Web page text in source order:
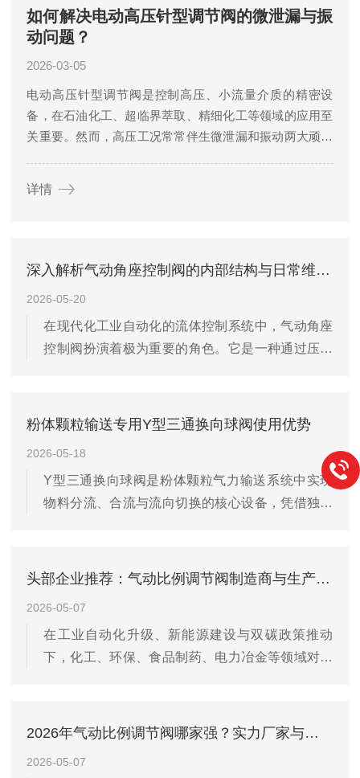
如何解决电动高压针型调节阀的微泄漏与振
动问题？
2026-03-05
电动高压针型调节阀是控制高压、小流量介质的精密设
备，在石油化工、超临界萃取、精细化工等领域的应用至
关重要。然而，高压工况常常伴生微泄漏和振动两大顽固
系统性、针对性地解决这两大问题，...
详情
深入解析气动角座控制阀的内部结构与日常维护检修实用指南
2026-05-20
在现代化工业自动化的流体控制系统中，气动角座
控制阀扮演着极为重要的角色。它是一种通过压缩
设计，这种结构使得流体在通过阀门时阻力极小，
场操作人员来说至关重要。当压缩空气进入执行器
气缸时，会推动活塞运动，活塞再带动阀杆和阀芯
离开或压向阀座，从而实现管道的开启或关闭。单
粉体颗粒输送专用Y型三通换向球阀使用优势
2026-05-18
Y型三通换向球阀是粉体颗粒气力输送系统中实现
物料分流、合流与流向切换的核心设备，凭借独特
第一大优势。阀体内部三条通道呈120°或135°夹角
滑转向，涡流与压力损失较传统T型/L型流道降低
30%~50%，流通能力提升40%以上。流道内壁经
精密抛光处理（可达400#），无尖锐转角，杜绝粉
头部企业推荐：气动比例调节阀制造商与生产企业名录
2026-05-07
在工业自动化升级、新能源建设与双碳政策推动
下，化工、环保、食品制药、电力冶金等领域对流
正朝着智能化、高精度、多场景适配、绿色节能方
装备。川熙流体设备(上海)有限公司凭借多年行业
2026年气动比例调节阀哪家强？实力厂家与生产工厂盘点
2026-05-07